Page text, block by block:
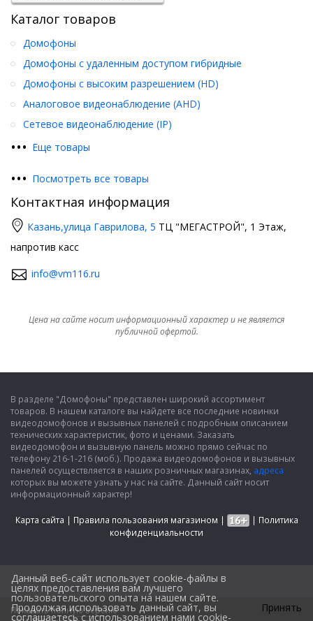
Каталог товаров
••• Еще товары
Домофоны
Домофоны с удаленным доступом гибридные
Домофоны с высоким разрешением (HD)
Аналоговое видеонаблюдение (AHD)
Сетевое видеонаблюдение (IP)
••• Посмотреть все товары
Контактная информация
Казань,улица Гаврилова, 5 ТЦ "МЕГАСТРОЙ", 1 Этаж,
напротив касс
info@vm116.ru
Цена на сайте носит информационный характер и не является
публичной офертой.
В разделе "Домофоны" представлен широкий ассортимент
товаров. В нашем каталоге вы найдете все последние новинки
видеодомофонов и вызывных панелей с подробным описанием
технических характеристик, фото и ценами. Заказать
видеодомофон и вызывную панель можно прямо сейчас по
телефону 216-1-216 (моб.). Продажа видеодомофонов и вызывных
панелей осуществляется в наших розничных магазинах, адреса
которых вы можете узнать у нас на сайте. Данный сайт носит
информационный характер!
Карта сайта | Правила пользования магазином | | Политика
конфиденциальности
Показать полную версию
Design by
Данный веб-сайт использует cookie-файлы в
целях предоставления вам лучшего
пользовательского опыта на нашем сайте.
Продолжая использовать данный сайт, вы
соглашаетесь с использованием нами cookie-
Принять